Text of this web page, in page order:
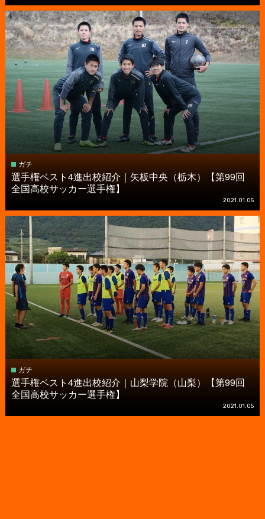
ガチ
選手権ベスト4進出校紹介｜矢板中央（栃木）【第99回
全国高校サッカー選手権】
2021.01.05
ガチ
選手権ベスト4進出校紹介｜山梨学院（山梨）【第99回
全国高校サッカー選手権】
2021.01.05